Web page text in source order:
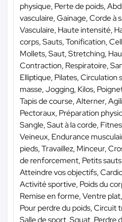
physique, Perte de poids,
vasculaire, Gainage, Corde à
Vasculaire, Haute intensité,
corps, Sauts, Tonification,
Mollets, Saut, Stretching,
Contraction, Respiratoire,
Elliptique, Pilates, Circulation
masse, Jogging, Kilos,
Tapis de course, Alterner,
Pectoraux, Préparation
Sangle, Saut à la corde,
Veineux, Endurance
pieds, Travaillez, Minceur,
de renforcement, Petits
Atteindre vos objectifs,
Activité sportive, Poids du
Remise en forme, Ventre
Pour perdre du poids, Circuit
Salle de sport, Squat, Perdre